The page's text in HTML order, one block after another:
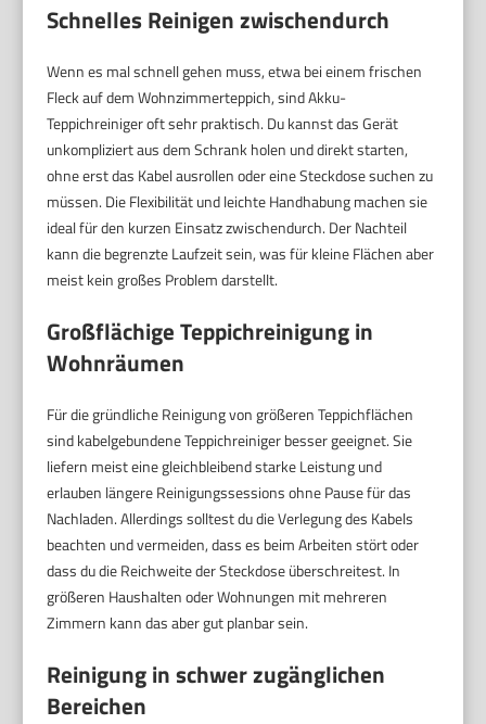
Schnelles Reinigen zwischendurch
Wenn es mal schnell gehen muss, etwa bei einem frischen
Fleck auf dem Wohnzimmerteppich, sind Akku-
Teppichreiniger oft sehr praktisch. Du kannst das Gerät
unkompliziert aus dem Schrank holen und direkt starten,
ohne erst das Kabel ausrollen oder eine Steckdose suchen zu
müssen. Die Flexibilität und leichte Handhabung machen sie
ideal für den kurzen Einsatz zwischendurch. Der Nachteil
kann die begrenzte Laufzeit sein, was für kleine Flächen aber
meist kein großes Problem darstellt.
Großflächige Teppichreinigung in
Wohnräumen
Für die gründliche Reinigung von größeren Teppichflächen
sind kabelgebundene Teppichreiniger besser geeignet. Sie
liefern meist eine gleichbleibend starke Leistung und
erlauben längere Reinigungssessions ohne Pause für das
Nachladen. Allerdings solltest du die Verlegung des Kabels
beachten und vermeiden, dass es beim Arbeiten stört oder
dass du die Reichweite der Steckdose überschreitest. In
größeren Haushalten oder Wohnungen mit mehreren
Zimmern kann das aber gut planbar sein.
Reinigung in schwer zugänglichen
Bereichen